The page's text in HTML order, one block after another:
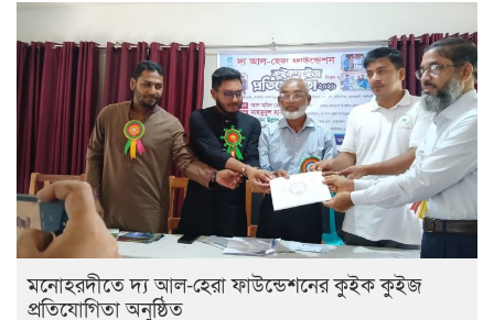
মনোহরদীতে দ্য আল-হেরা ফাউন্ডেশনের কুইক কুইজ
প্রতিযোগিতা অনুষ্ঠিত